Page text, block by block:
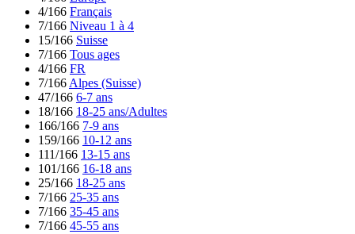
4/166 Français
7/166 Niveau 1 à 4
15/166 Suisse
7/166 Tous ages
4/166 FR
7/166Alpes (Suisse)
47/166 6-7 ans
18/166 18-25 ans/Adultes
166/166 7-9 ans
159/166 10-12 ans
111/166 13-15 ans
101/166 16-18 ans
25/166 18-25 ans
7/166 25-35 ans
7/166 35-45 ans
7/166 45-55 ans